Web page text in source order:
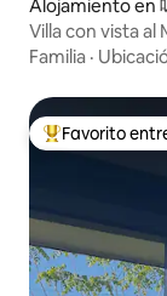
Alojamiento en
Villa con vista al
estación de
Familia ·
Favorito entre
Favorito